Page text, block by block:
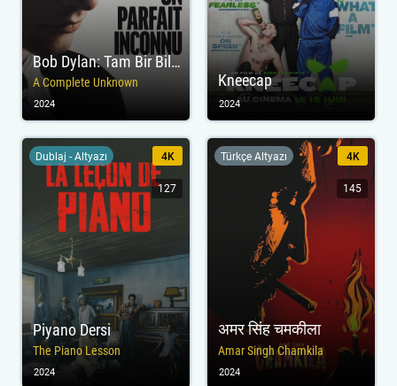
Bob Dylan: Tam Bir Bilinmez
A Complete Unknown
2024
Kneecap
2024
Piyano Dersi
The Piano Lesson
Dublaj - Altyazı 4K
127
2024
अमर सिंह चमकीला
Amar Singh Chamkila
Türkçe Altyazı 4K
145
2024